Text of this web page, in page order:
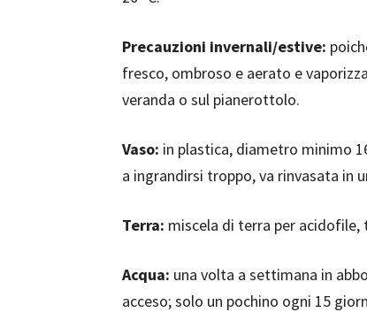
Precauzioni invernali/estive:
fresco, ombroso e aerato e
veranda o sul pianerottolo.
Vaso: in plastica, diametro minimo
a ingrandirsi troppo, va rinvasata in
Terra: miscela di terra per
Acqua: una volta a settimana in
acceso; solo un pochino ogni 15